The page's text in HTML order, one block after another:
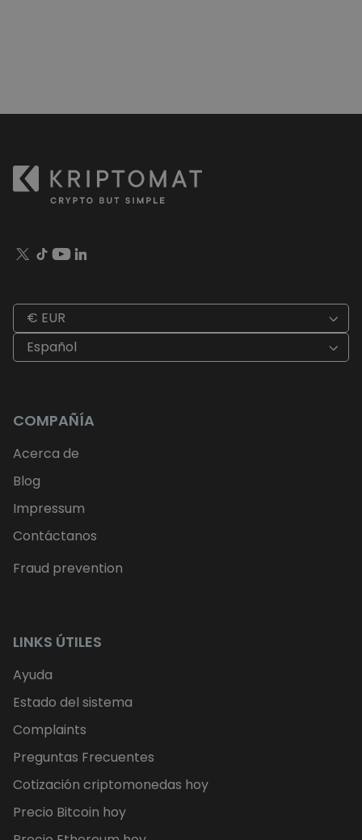
€ EUR
Español
COMPAÑÍA
Acerca de
Blog
Impressum
Contáctanos
Fraud prevention
LINKS ÚTILES
Ayuda
Estado del sistema
Complaints
Preguntas Frecuentes
Cotización criptomonedas hoy
Precio Bitcoin hoy